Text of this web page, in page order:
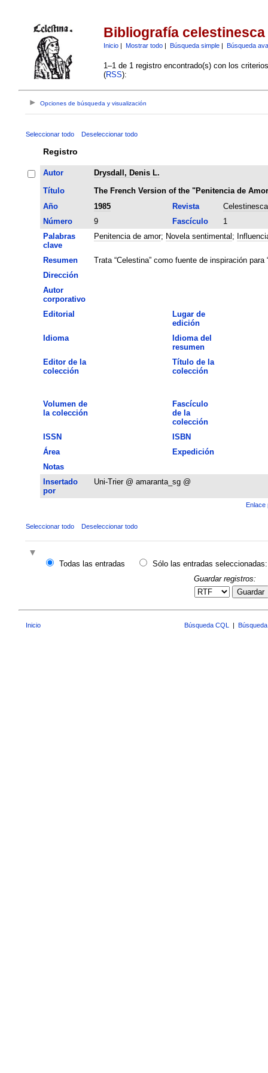
Bibliografía celestinesca
Inicio| Mostrar todo| Búsqueda simple| Búsqueda
1–1 de 1 registro encontrado(s) con los
(RSS):
Opciones de búsqueda y visualización
Seleccionar todo Deseleccionar todo
Registro
Autor
Drysdall, Denis L.
Título
The French Version of the "Penitencia de
Año
1985 Revista
Celestinesca
Número
9 Fascículo
1
Palabras
clave
Penitencia de amor; Novela sentimental ;
Resumen
Trata “Celestina” como fuente de inspiración
Dirección
Autor
corporativo
Editorial
Lugar de
edición
Idioma
Idioma del
resumen
Editor de la
colección
Título de la
colección
Volumen de
la colección
Fascículo
de la
colección
ISSN
ISBN
Área
Expedición
Notas
Insertado
por
Uni-Trier @ amaranta_sg @
Enlace
Seleccionar todo Deseleccionar todo
Todas las entradas
Sólo las entradas seleccionadas:
Guardar registros:
Guardar
Inicio Búsqueda CQL